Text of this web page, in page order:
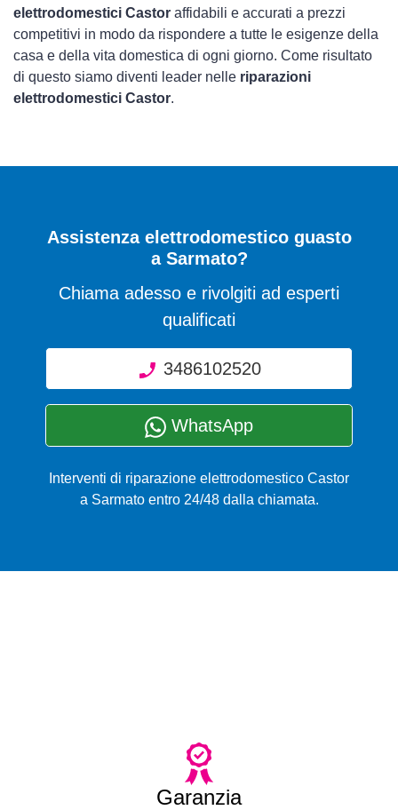
elettrodomestici Castor affidabili e accurati a prezzi
competitivi in modo da rispondere a tutte le esigenze della
casa e della vita domestica di ogni giorno. Come risultato
di questo siamo diventi leader nelle riparazioni
elettrodomestici Castor.
Assistenza elettrodomestico guasto
a Sarmato?
Chiama adesso e rivolgiti ad esperti
qualificati
3486102520
WhatsApp
Interventi di riparazione elettrodomestico Castor
a Sarmato entro 24/48 dalla chiamata.
Garanzia